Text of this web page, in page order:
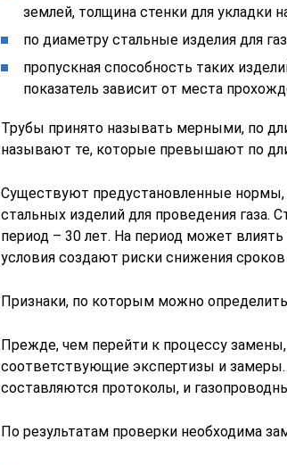
землей, толщина стенки для укладки
по диаметру стальные изделия для
пропускная способность таких
показатель зависит от места
Трубы принято называть мерными, по
называют те, которые превышают по
Существуют предустановленные
стальных изделий для проведения
период – 30 лет. На период может
условия создают риски снижения
Признаки, по которым можно
Прежде, чем перейти к процессу
соответствующие экспертизы и
составляются протоколы, и
По результатам проверки необходима